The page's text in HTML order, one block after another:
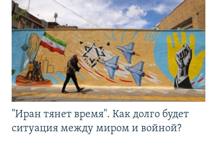
"Иран тянет время". Как долго будет
ситуация между миром и войной?